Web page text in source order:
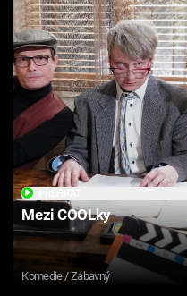
Mezi COOLky
Komedie / Zábavný